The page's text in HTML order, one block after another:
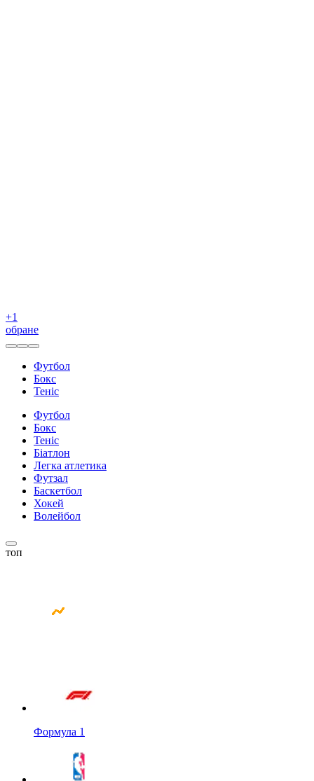
+1
обране
Футбол
Бокс
Теніс
Футбол
Бокс
Теніс
Біатлон
Легка атлетика
Футзал
Баскетбол
Хокей
Волейбол
топ
Формула 1